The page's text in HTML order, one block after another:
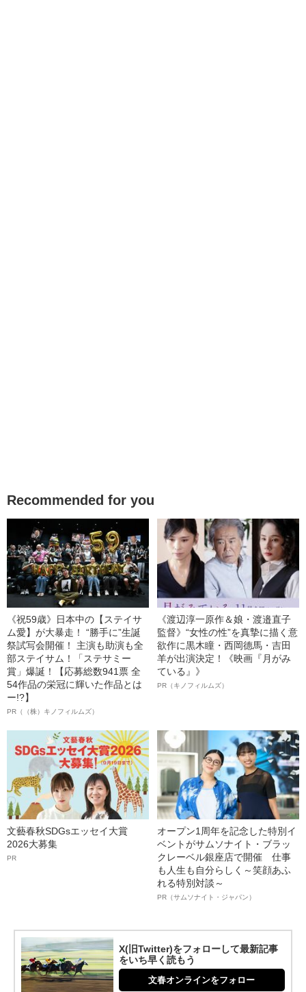
Recommended for you
《祝59歳》日本中の【ステイサ
ム愛】が大暴走！ “勝手に”生誕
祭試写会開催！ 主演も助演も全
部ステイサム！「ステサミー
賞」爆誕！【応募総数941票 全
54作品の栄冠に輝いた作品とは
ー!?】
PR（（株）キノフィルムズ）
《渡辺淳一原作＆娘・渡邉直子
監督》“女性の性”を真摯に描く意
欲作に黒木瞳・西岡德馬・吉田
羊が出演決定！《映画『月がみ
ている』》
PR（キノフィルムズ）
文藝春秋SDGsエッセイ大賞
2026大募集
PR
オープン1周年を記念した特別イ
ベントがサムソナイト・ブラッ
クレーベル銀座店で開催 仕事
も人生も自分らしく～笑顔あふ
れる特別対談～
PR（サムソナイト・ジャパン）
X(旧Twitter)をフォローして最新記事
をいち早く読もう
文春オンラインをフォロー